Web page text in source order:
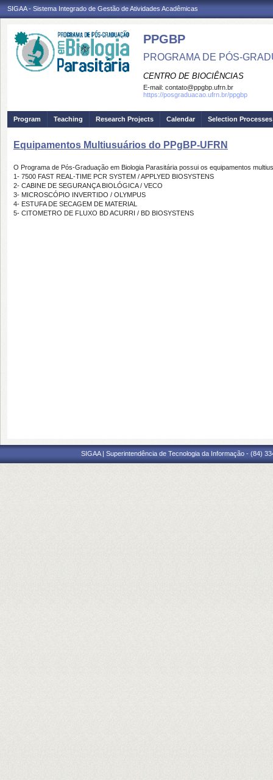
SIGAA - Sistema Integrado de Gestão de Atividades Acadêmicas
PPGBP
PROGRAMA DE PÓS-
CENTRO DE BIOCIÊNCIAS
E-mail: contato@ppgbp.ufrn.br
https://posgraduacao.ufrn.br/ppgbp
Program Teaching Research Projects Calendar Selection Processes
Equipamentos Multiusuários do PPgBP-UFRN
O Programa de Pós-Graduação em Biologia Parasitária possui os equipamentos
1- 7500 FAST REAL-TIME PCR SYSTEM / APPLYED BIOSYSTENS
2- CABINE DE SEGURANÇA BIOLÓGICA / VECO
3- MICROSCÓPIO INVERTIDO / OLYMPUS
4- ESTUFA DE SECAGEM DE MATERIAL
5- CITOMETRO DE FLUXO BD ACURRI / BD BIOSYSTENS
SIGAA | Superintendência de Tecnologia da Informação - (84)